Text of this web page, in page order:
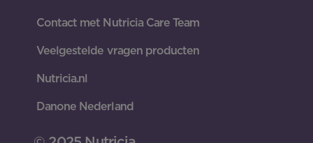
Contact met Nutricia Care Team
Veelgestelde vragen producten
Nutricia.nl
Danone Nederland